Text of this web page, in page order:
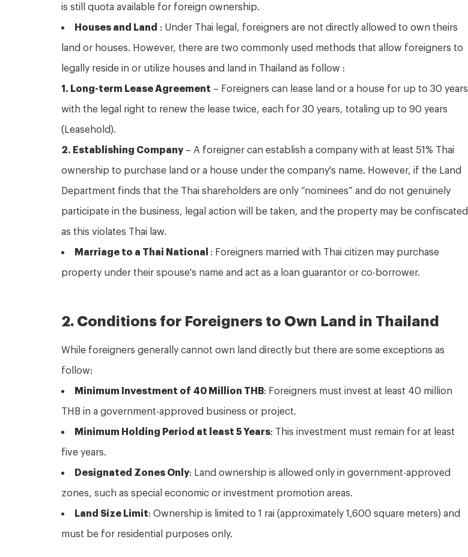
is still quota available for foreign ownership.
Houses and Land : Under Thai legal, foreigners are not directly allowed to own theirs
land or houses. However, there are two commonly used methods that allow foreigners to
legally reside in or utilize houses and land in Thailand as follow :
1. Long-term Lease Agreement – Foreigners can lease land or a house for up to 30 years,
with the legal right to renew the lease twice, each for 30 years, totaling up to 90 years
(Leasehold).
2. Establishing Company– A foreigner can establish a company with at least 51% Thai
ownership to purchase land or a house under the company's name. However, if the Land
Department finds that the Thai shareholders are only “nominees” and do not genuinely
participate in the business, legal action will be taken, and the property may be confiscated
as this violates Thai law.
Marriage to a Thai National : Foreigners married with Thai citizen may purchase
property under their spouse's name and act as a loan guarantor or co-borrower.
2. Conditions for Foreigners to Own Land in Thailand
While foreigners generally cannot own land directly but there are some exceptions as
follow:
Minimum Investment of 40 Million THB: Foreigners must invest at least 40 million
THB in a government-approved business or project.
Minimum Holding Period at least 5 Years: This investment must remain for at least
five years.
Designated Zones Only: Land ownership is allowed only in government-approved
zones, such as special economic or investment promotion areas.
Land Size Limit: Ownership is limited to 1 rai (approximately 1,600 square meters) and
must be for residential purposes only.